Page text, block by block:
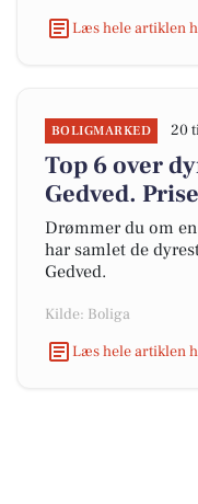
Læs hele artiklen
BOLIGMARKED 20
Top 6 over
Gedved.
Drømmer du om
har samlet de
Gedved.
Kilde: Boliga
Læs hele artiklen